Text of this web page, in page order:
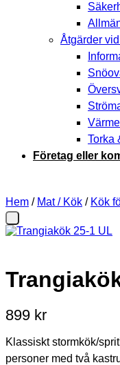
Åtgärder
Torka
Företag eller
Hem / Mat / Kök / Kök
899 kr
Klassiskt stormkök/
personer med två